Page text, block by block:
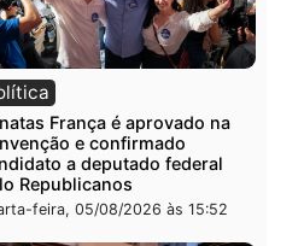
Polícia
Homem é preso com
durante ação da PM no